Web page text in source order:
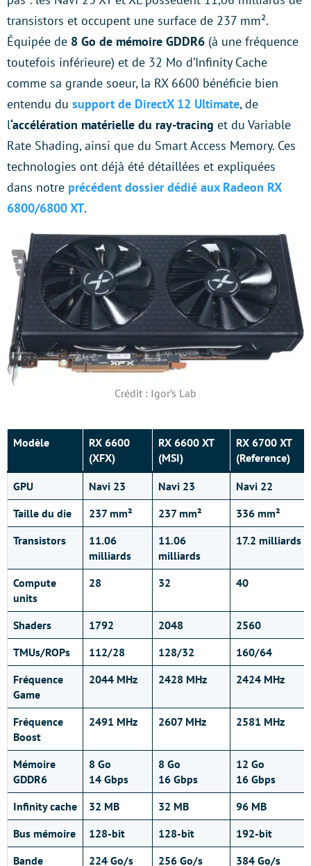
transistors et occupent une surface de 237 mm².
Équipée de 8 Go de mémoire GDDR6 (à une fréquence
toutefois inférieure) et de 32 Mo d’Infinity Cache
comme sa grande soeur, la RX 6600 bénéficie bien
entendu du support de DirectX 12 Ultimate, de
l‘accélération matérielle du ray-tracing et du Variable
Rate Shading, ainsi que du Smart Access Memory. Ces
technologies ont déjà été détaillées et expliquées
dans notre précédent dossier dédié aux Radeon RX
6800/6800 XT.
Crédit : Igor’s Lab
Modèle
RX 6600
(XFX)
RX 6600 XT
(MSI)
RX 6700 XT
(Reference)
GPU Navi 23 Navi 23
Navi 22
Taille du die
237 mm² 237 mm²
336 mm²
Transistors
11.06
milliards
11.06
milliards
17.2 milliards
Compute
units
28 32 40
Shaders 1792 2048
2560
TMUs/ROPs
112/28 128/32
160/64
Fréquence
Game
2044 MHz 2428 MHz 2424 MHz
Fréquence
Boost
2491 MHz 2607 MHz 2581 MHz
Mémoire
GDDR6
8 Go
14 Gbps
8 Go
16 Gbps
12 Go
16 Gbps
Infinity cache
32 MB 32 MB
96 MB
Bus mémoire 128-bit 128-bit
192-bit
Bande
224 Go/s 256 Go/s 384 Go/s